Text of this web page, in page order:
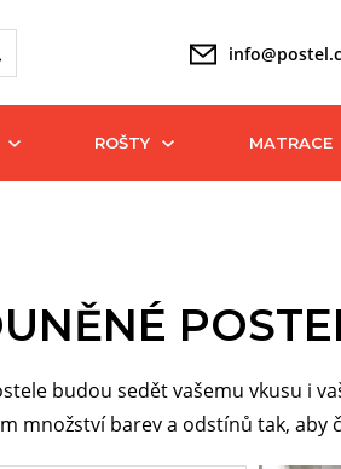
ROŠTY MATRACE
budou sedět vašemu vkusu i
množství barev a odstínů tak, aby